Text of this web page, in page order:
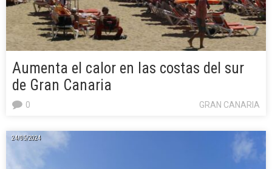
Aumenta el calor en las costas del sur
de Gran Canaria
GRAN CANARIA
0
24/05/2024